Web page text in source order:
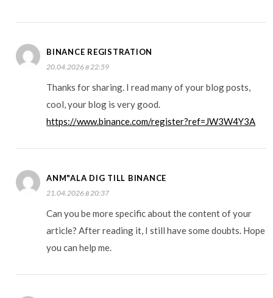
BINANCE REGISTRATION
20.04.2026 в 22:59
Thanks for sharing. I read many of your blog posts,
cool, your blog is very good.
https://www.binance.com/register?ref=JW3W4Y3A
ANM"ALA DIG TILL BINANCE
21.04.2026 в 20:37
Can you be more specific about the content of your
article? After reading it, I still have some doubts. Hope
you can help me.